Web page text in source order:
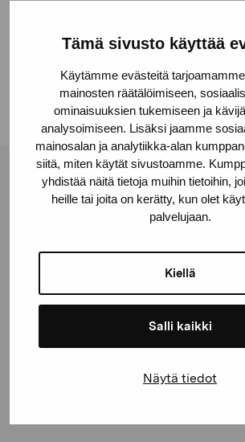
Tämä sivusto käyttää
Käytämme evästeitä
mainosten räätälöimiseen,
ominaisuuksien tukemiseen ja
analysoimiseen. Lisäksi jaamme
mainosalan ja analytiikka-alan
siitä, miten käytät sivustoamme.
yhdistää näitä tietoja muihin tietoihin,
heille tai joita on kerätty, kun olet
palvelujaan.
Kiellä
Salli kaikki
Näytä tiedot
Facebook
Linkedin
Pro Artibus
+358 (0)50 371 6339